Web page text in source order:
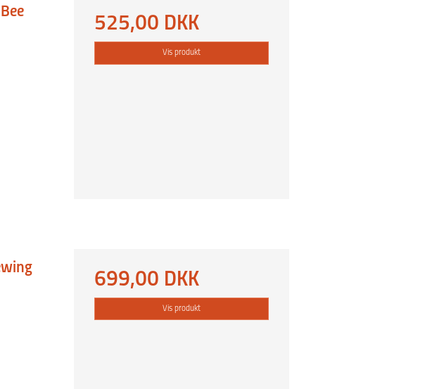
525,00 DKK
Vis produkt
699,00 DKK
Vis produkt